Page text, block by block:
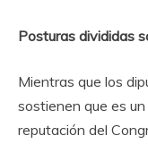
Posturas divididas
Mientras que los
sostienen que es
reputación del